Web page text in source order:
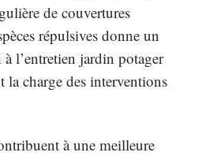
de couvertures
répulsives donne un
à l’entretien jardin potager
la charge des interventions
à une meilleure